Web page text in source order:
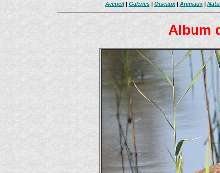
Accueil| Galeries| Oiseaux| Animaux|
Album